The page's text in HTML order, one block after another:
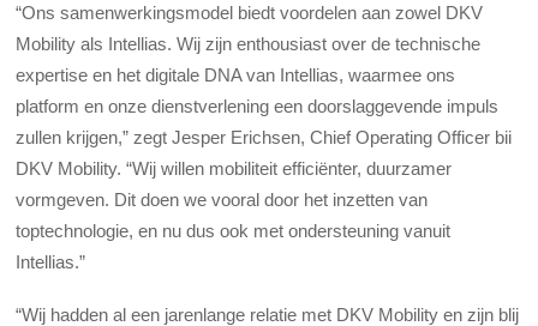
“Ons samenwerkingsmodel biedt voordelen aan zowel DKV
Mobility als Intellias. Wij zijn enthousiast over de technische
expertise en het digitale DNA van Intellias, waarmee ons
platform en onze dienstverlening een doorslaggevende impuls
zullen krijgen,” zegt Jesper Erichsen, Chief Operating Officer bii
DKV Mobility. “Wij willen mobiliteit efficiënter, duurzamer
vormgeven. Dit doen we vooral door het inzetten van
toptechnologie, en nu dus ook met ondersteuning vanuit
Intellias.”
“Wij hadden al een jarenlange relatie met DKV Mobility en zijn blij